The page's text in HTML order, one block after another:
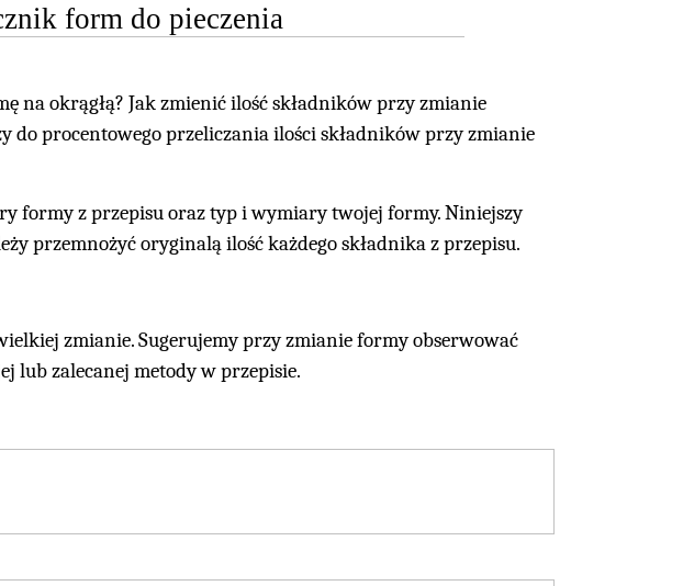
form do pieczenia
na okrągłą? Jak zmienić ilość składników przy zmianie
do procentowego przeliczania ilości składników przy zmianie
formy z przepisu oraz typ i wymiary twojej formy. Niniejszy
przemnożyć oryginalą ilość każdego składnika z przepisu.
zmianie. Sugerujemy przy zmianie formy obserwować
lub zalecanej metody w przepisie.